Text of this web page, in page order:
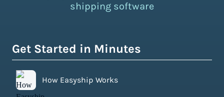
shipping software
Get Started in Minutes
How Easyship Works